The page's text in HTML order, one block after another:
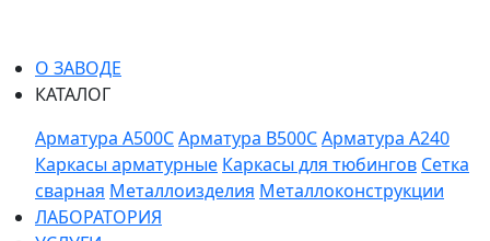
О ЗАВОДЕ
КАТАЛОГ
Арматура A500CАрматура B500CАрматура A240
Каркасы арматурные Каркасы для тюбингов Сетка
сварная Металлоизделия Металлоконструкции
ЛАБОРАТОРИЯ